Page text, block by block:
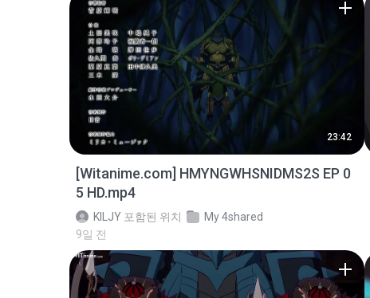
23:42
[Witanime.com] HMYNGWHSNIDMS2S EP 0
5 HD.mp4
KILJY 포함된 위치
My 4shared
9일 전